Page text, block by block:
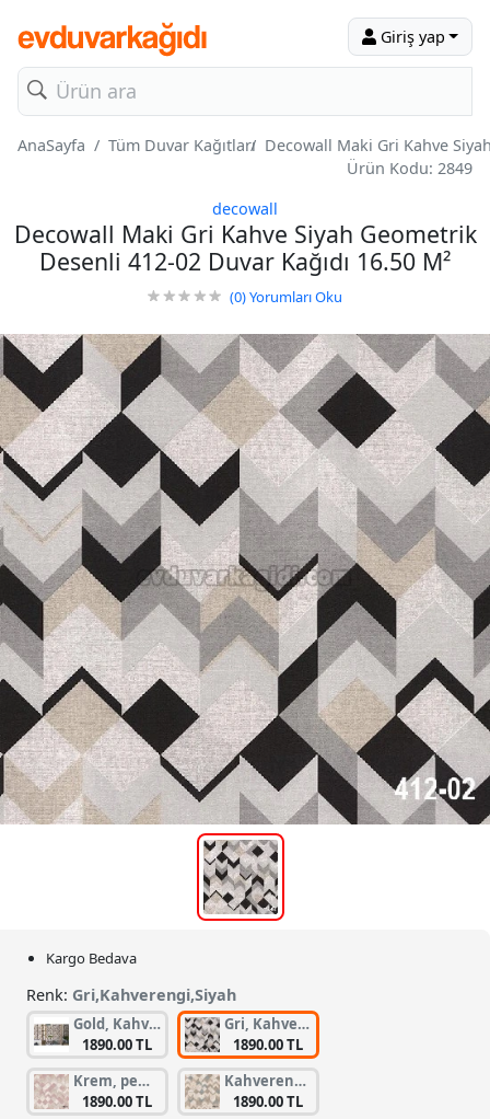
Giriş yap
AnaSayfa Tüm Duvar Kağıtları Decowall Maki Gri Kahve
Ürün Kodu: 2849
decowall
Decowall Maki Gri Kahve Siyah Geometrik
Desenli 412-02 Duvar Kağıdı 16.50 M²
(0)Yorumları Oku
Kargo Bedava
Renk: Gri,Kahverengi,Siyah
Gold, Kahverengi, Vizon
1890.00 TL
Gri, Kahverengi, Siyah
1890.00 TL
Krem, pembe
1890.00 TL
Kahverengi, Krem, Yeşil
1890.00 TL